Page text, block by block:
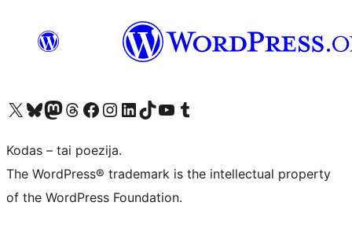
Visit our X (formerly Twitter) account
Apsilankykite mūsų Bluesky paskyroje
Visit our Mastodon account
Apsilankykite mūsų Threads paskyroje
Visit our Facebook page
Visit our Instagram account
Visit our LinkedIn account
Apsilankykite mūsų TikTok paskyroje
Visit our YouTube channel
Apsilankykite mūsų Tumblr paskyroje
Kodas – tai poezija.
The WordPress® trademark is the intellectual property
of the WordPress Foundation.